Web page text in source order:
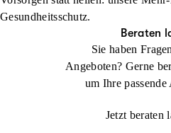
Jetzt konfigurieren
Auslandsreisekrankenversicherung
Jetzt konfigurieren
Gesundheitsschutz.
Beraten
Sie haben
Angeboten? Gerne
um Ihre
Jetzt beraten